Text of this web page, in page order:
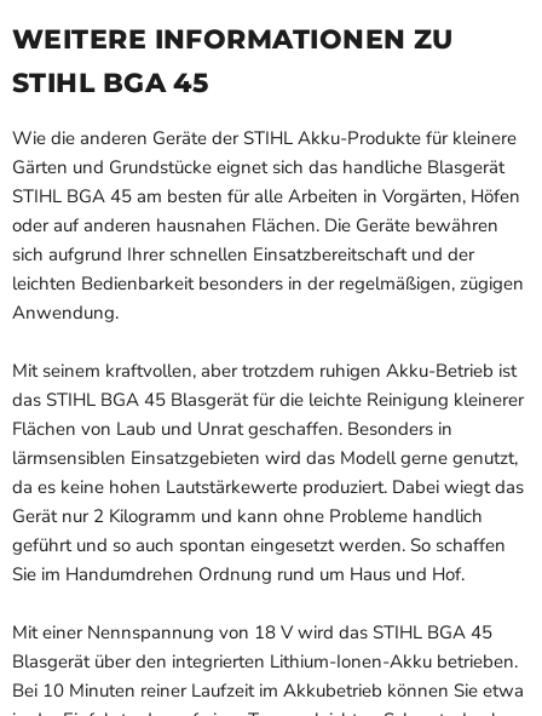
WEITERE INFORMATIONEN ZU
STIHL BGA 45
Wie die anderen Geräte der STIHL Akku-Produkte für kleinere
Gärten und Grundstücke eignet sich das handliche Blasgerät
STIHL BGA 45 am besten für alle Arbeiten in Vorgärten, Höfen
oder auf anderen hausnahen Flächen. Die Geräte bewähren
sich aufgrund Ihrer schnellen Einsatzbereitschaft und der
leichten Bedienbarkeit besonders in der regelmäßigen, zügigen
Anwendung.
Mit seinem kraftvollen, aber trotzdem ruhigen Akku-Betrieb ist
das STIHL BGA 45 Blasgerät für die leichte Reinigung kleinerer
Flächen von Laub und Unrat geschaffen. Besonders in
lärmsensiblen Einsatzgebieten wird das Modell gerne genutzt,
da es keine hohen Lautstärkewerte produziert. Dabei wiegt das
Gerät nur 2 Kilogramm und kann ohne Probleme handlich
geführt und so auch spontan eingesetzt werden. So schaffen
Sie im Handumdrehen Ordnung rund um Haus und Hof.
Mit einer Nennspannung von 18 V wird das STIHL BGA 45
Blasgerät über den integrierten Lithium-Ionen-Akku betrieben.
Bei 10 Minuten reiner Laufzeit im Akkubetrieb können Sie etwa